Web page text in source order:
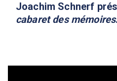
Joachim Schnerf
cabaret des mémoires.